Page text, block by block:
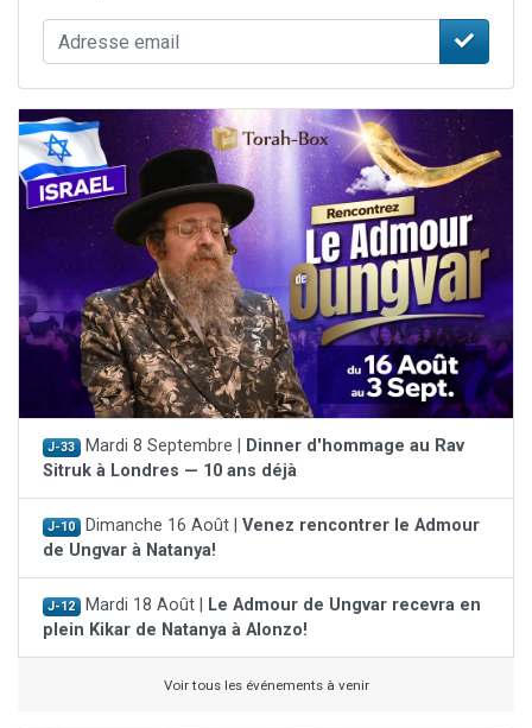
J-33 Mardi 8 Septembre |
Dinner d'hommage au Rav
Sitruk à Londres — 10 ans déjà
J-10 Dimanche 16 Août | Venez rencontrer le Admour
de Ungvar à Natanya!
J-12 Mardi 18 Août |
Le Admour de Ungvar recevra en
plein Kikar de Natanya à Alonzo!
Voir tous les événements à venir